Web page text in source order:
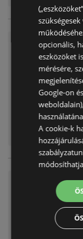
opcionális,
eszközöket
mérésére,
Google-on
A cookie-k